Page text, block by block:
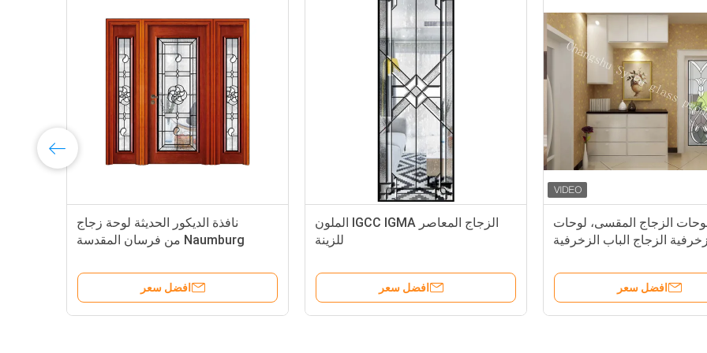
ملون نافذة زجاج 22 &quot;*
36&quot; أكسجين مقاومة، نحاس،
افضل سعر
الأمن لوحات الزجاج المقسى، لوحات
زخرفية الزجاج الباب الزخرفية
افضل سعر